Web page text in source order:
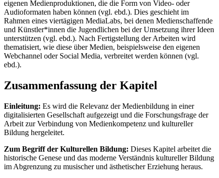
eigenen Medienproduktionen, die die Form von Video- oder
Audioformaten haben können (vgl. ebd.). Dies geschieht im
Rahmen eines viertägigen MediaLabs, bei denen Medienschaffende
und Künstler*innen die Jugendlichen bei der Umsetzung ihrer Ideen
unterstützen (vgl. ebd.). Nach Fertigstellung der Arbeiten wird
thematisiert, wie diese über Medien, beispielsweise den eigenen
Webchannel oder Social Media, verbreitet werden können (vgl.
ebd.).
Zusammenfassung der Kapitel
Einleitung: Es wird die Relevanz der Medienbildung in einer
digitalisierten Gesellschaft aufgezeigt und die Forschungsfrage der
Arbeit zur Verbindung von Medienkompetenz und kultureller
Bildung hergeleitet.
Zum Begriff der Kulturellen Bildung: Dieses Kapitel arbeitet die
historische Genese und das moderne Verständnis kultureller Bildung
im Abgrenzung zu musischer und ästhetischer Erziehung heraus.